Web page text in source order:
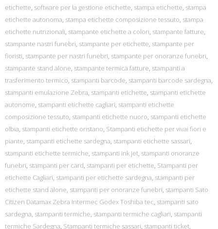
etichette, software per la gestione etichette, stampa etichette, stampa
etichette autonoma, stampa etichette composizione tessuto, stampa
etichette nutrizionali, stampante etichette a colori, stampante fatture,
stampante nastri funebri, stampante per etichette, stampante per
fioristi, stampante per nastri funebri, stampante per onoranze funebri,
stampante stand alone, stampante termica fatture, stampanti a
trasferimento termico, stampanti barcode, stampanti barcode sardegna,
stampanti emulazione Zebra, stampanti etichette, stampanti etichette
autonome, stampanti etichette cagliari, stampanti etichette
composizione tessuto, stampanti etichette nuoro, stampanti etichette
olbia, stampanti etichette oristano, Stampanti etichette per vivai fiori e
piante, stampanti etichette sardegna, stampanti etichette sassari,
stampanti etichette termiche, stampanti ink jet, stampanti onoranze
funebri, stampanti per card, stampanti per etichette, Stampanti per
etichette Cagliari, stampanti per etichette sardegna, stampanti per
etichette stand alone, stampanti per onoranze funebri, stampanti Sato
Citizen Datamax Zebra Intermec Godex Toshiba tec, stampanti sato
sardegna, stampanti termiche, stampanti termiche cagliari, stampanti
termiche Sardegna, Stampanti termiche sassari, stampanti ticket,